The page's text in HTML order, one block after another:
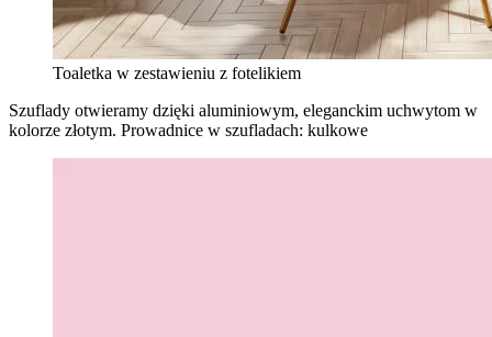
Toaletka w zestawieniu z fotelikiem
Szuflady otwieramy dzięki aluminiowym, eleganckim uchwytom w
kolorze złotym. Prowadnice w szufladach: kulkowe